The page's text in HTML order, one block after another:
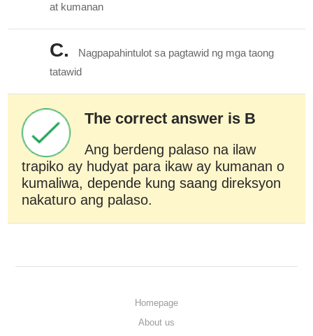
at kumanan
C.
Nagpapahintulot sa pagtawid ng mga taong
tatawid
The correct answer is B
Ang berdeng palaso na ilaw
trapiko ay hudyat para ikaw ay kumanan o
kumaliwa, depende kung saang direksyon
nakaturo ang palaso.
Homepage
About us